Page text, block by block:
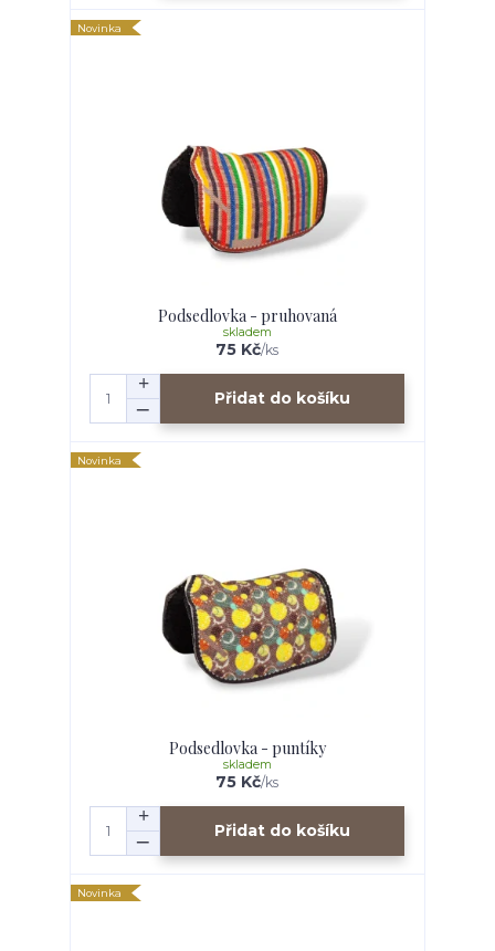
Novinka
Podsedlovka - pruhovaná
75 Kč/ks
skladem
Přidat do košíku
Novinka
Podsedlovka - puntíky
75 Kč/ks
skladem
Přidat do košíku
Novinka